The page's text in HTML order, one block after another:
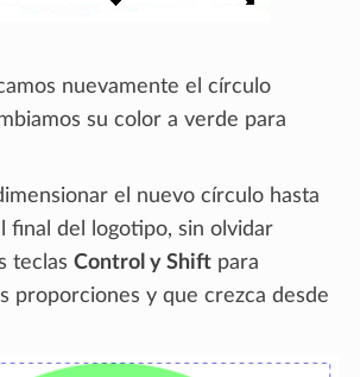
nuevamente el círculo
su color a verde para
el nuevo círculo hasta
final del logotipo, sin olvidar
teclas Control y Shift para
proporciones y que crezca desde